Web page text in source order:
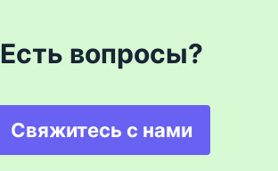
Есть вопросы?
Свяжитесь с нами